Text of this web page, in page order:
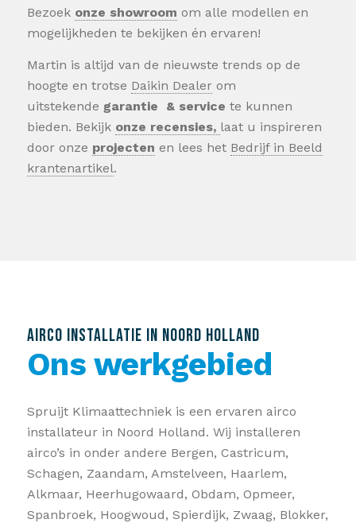
Bezoek onze showroom om alle modellen en
mogelijkheden te bekijken én ervaren!
Martin is altijd van de nieuwste trends op de
hoogte en trotse Daikin Dealerom
uitstekende garantie & service te kunnen
bieden. Bekijk onze recensies, laat u inspireren
door onze projecten en lees het Bedrijf in Beeld
krantenartikel.
AIRCO INSTALLATIE IN NOORD HOLLAND
Ons werkgebied
Spruijt Klimaattechniek is een ervaren airco
installateur in Noord Holland. Wij installeren
airco’s in onder andere Bergen, Castricum,
Schagen, Zaandam, Amstelveen, Haarlem,
Alkmaar, Heerhugowaard, Obdam, Opmeer,
Spanbroek, Hoogwoud, Spierdijk, Zwaag, Blokker,